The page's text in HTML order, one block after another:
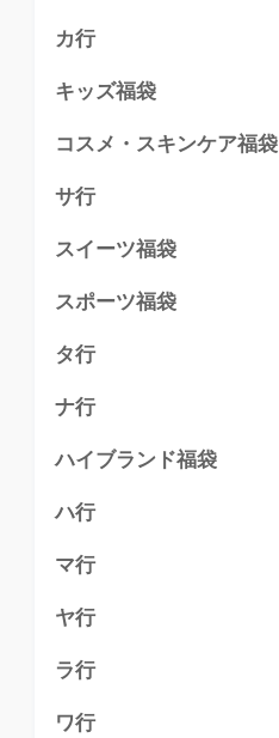
カ行
キッズ福袋
コスメ・スキンケア福袋
サ行
スイーツ福袋
スポーツ福袋
タ行
ナ行
ハイブランド福袋
ハ行
マ行
ヤ行
ラ行
ワ行